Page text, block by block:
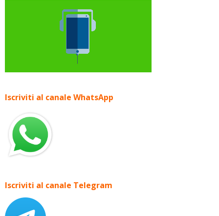
Iscriviti al canale WhatsApp
Iscriviti al canale Telegram